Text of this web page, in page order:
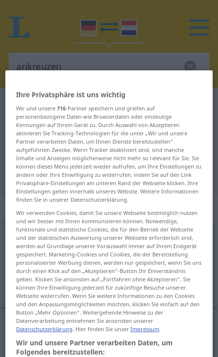
Deutsch-Niederländisch
Übersetzung für "ankreuzen"
"ankreuzen" Niederländisch
Übersetzung
„ankreuzen“
ankreuzen
Übersicht aller Übersetzungen
(Für mehr Details die Übersetzung anklicken/antippen)
aankruisen
ankreuzen
Ihre Privatsphäre ist uns wichtig
Wir und unsere716-Partner speichern und greifen auf
personenbezogene Daten wie Browserdaten oder eindeutige
Kennungen auf Ihrem Gerät zu. Durch Auswahl von Akzeptieren
aktivieren Sie Tracking-Technologien für die unter „Wir und unsere
Partner verarbeiten Daten, um Ihnen Dienste bereitzustellen“
aufgeführten Zwecke. Wenn Tracker deaktiviert sind, sind manche
Inhalte und Anzeigen möglicherweise nicht mehr so relevant für Sie. Sie
können dieses Menü jederzeit wieder aufrufen, um Ihre Einstellungen zu
ändern oder Ihre Einwilligung zu widerrufen, indem Sie auf den Link
Privatsphäre-Einstellungen am unteren Rand der Webseite klicken. Ihre
Einstellungen gelten innerhalb unseres Website. Weitere Informationen
finden Sie in unserer Datenschutzerklärung.
Wir verwenden Cookies, damit Sie unsere Webseite bestmöglich nutzen
und wir besser mit Ihnen kommunizieren können. Notwendige,
funktionale und statistische Cookies, die für den Betrieb der Webseite
und der statistischen Auswertung unserer Webseite erforderlich sind,
werden auf Grundlage unserer Vorauswahl immer auf Ihrem Endgerät
gespeichert. Marketing-Cookies und Cookies, die der Bereitstellung
personalisierter Werbung dienen, werden nur gespeichert, wenn Sie uns
durch einen Klick auf den „Akzeptieren“-Button Ihr Einverständnis
geben. Klicken Sie ansonsten auf „Fortfahren ohne Akzeptieren“. Sie
können Ihre Einwilligung jederzeit für zukünftige Besuche unserer
Webseite widerrufen. Wenn Sie weitere Informationen zu den Cookies
und den Anpassungsmöglichkeiten möchten, klicken Sie einfach auf den
Button „Mehr Optionen“. Weitergehende Hinweise zu der
Datenverarbeitung entnehmen Sie ansonsten unserer
Datenschutzerklärung. Hier finden Sie unserImpressum.
Wir und unsere Partner verarbeiten Daten, um
Folgendes bereitzustellen: